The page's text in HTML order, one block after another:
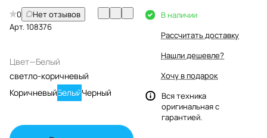
0
Нет отзывов
Арт.108376
Цвет—Белый
светло-коричневый
КоричневыйБелыйЧерный
В наличии
Рассчитать доставку
Нашли дешевле?
Хочу в подарок
Вся техника
оригинальная с
гарантией.